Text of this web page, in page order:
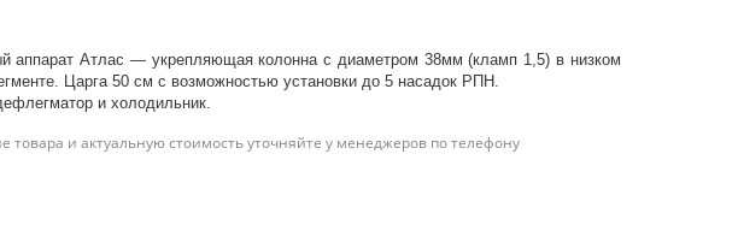
аппарат Атлас — укрепляющая колонна с диаметром 38мм (кламп 1,5) в низком
Царга 50 см с возможностью установки до 5 насадок РПН.
и холодильник.
и актуальную стоимость уточняйте у менеджеров по телефону